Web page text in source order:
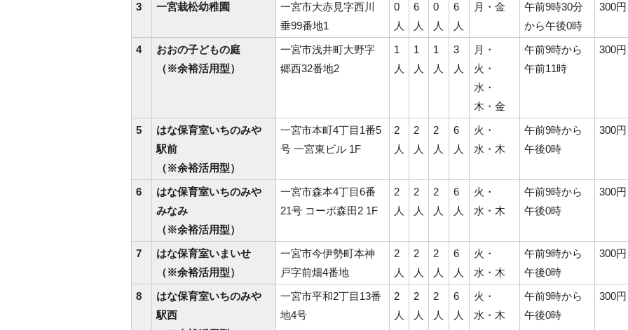
3 一宮栽松幼稚園
一宮市大赤見字西川
垂99番地1
0
人
6
人
0
人
6
人
月・金
午前9時30分
から午後0時
300円
4
おおの子どもの庭
（※余裕活用型）
一宮市浅井町大野字
郷西32番地2
1
人
1
人
1
人
3
人
月・
火・
水・
木・金
午前9時から
午前11時
300円
5
はな保育室いちのみや
駅前
（※余裕活用型）
一宮市本町4丁目1番5
号 一宮東ビル 1F
2
人
2
人
2
人
6
人
火・
水・木
午前9時から
午後0時
300円
6
はな保育室いちのみや
みなみ
（※余裕活用型）
一宮市森本4丁目6番
21号 コーポ森田2 1F
2
人
2
人
2
人
6
人
火・
水・木
午前9時から
午後0時
300円
7
はな保育室いまいせ
（※余裕活用型）
一宮市今伊勢町本神
戸字前畑4番地
2
人
2
人
2
人
6
人
火・
水・木
午前9時から
午後0時
300円
8
はな保育室いちのみや
駅西
一宮市平和2丁目13番
地4号
2
人
2
人
2
人
6
人
火・
水・木
午前9時から
午後0時
300円